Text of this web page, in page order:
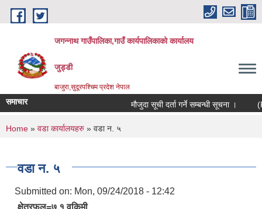
Skip to main content
जगन्नाथ गाउँपालिका,गाउँ कार्यपालिकाको कार्यालय
जुड्डी
बाजुरा,सुदूरपश्चिम प्रदेश नेपाल
समाचार मौजुदा सूची दर्ता गर्ने सम्बन्धी सूचना ।
You are here
Home » वडा कार्यालयहरु » वडा न. ५
वडा न. ५
Submitted on: Mon, 09/24/2018 - 12:42